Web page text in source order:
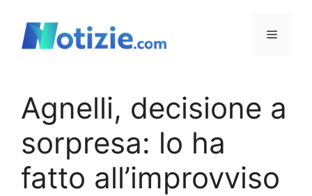
contenuto
Menu
Agnelli, decisione a
sorpresa: lo ha
fatto all’improvviso